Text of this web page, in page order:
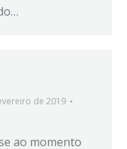
de 2019
ao momento